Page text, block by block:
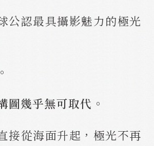
公認最具攝影魅力的極光
圖幾乎無可取代。
接從海面升起，極光不再